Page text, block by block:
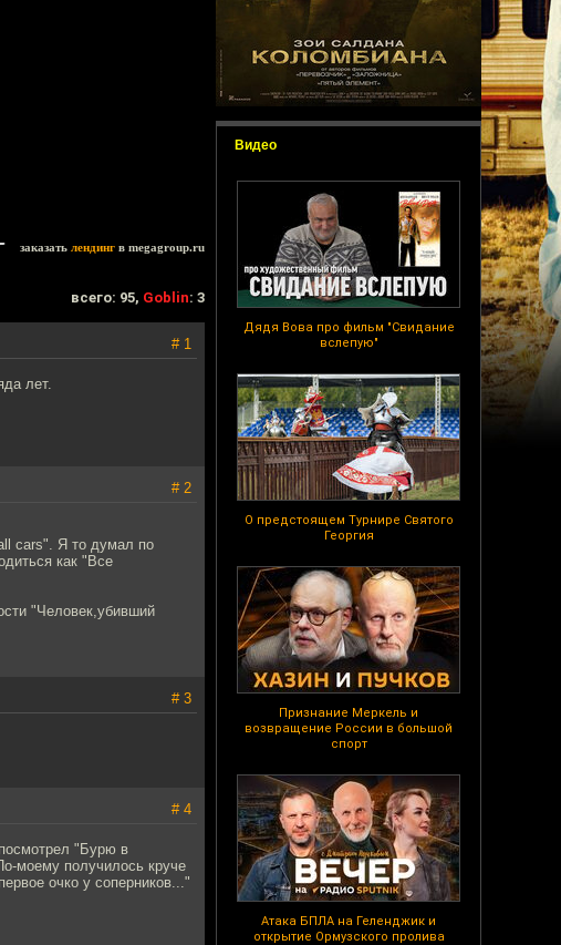
Видео
Дядя Вова про фильм "Свидание
вслепую"
О предстоящем Турнире Святого
Георгия
Признание Меркель и
возвращение России в большой
спорт
Атака БПЛА на Геленджик и
открытие Ормузского пролива
заказать лендинг в megagroup.ru
всего: 95, Goblin: 3
# 1
лет.
# 2
cars". Я то думал по
как "Все
"Человек,убивший
# 3
# 4
"Бурю в
моему получилось круче
очко у соперников..."